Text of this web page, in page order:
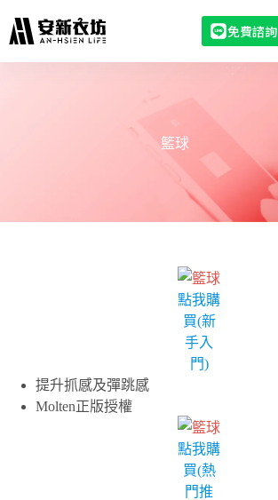
至
免費諮詢
籃球
點我購
買(新
手入
門)
提升抓感及彈跳感
Molten正版授權
點我購
買(熱
門推